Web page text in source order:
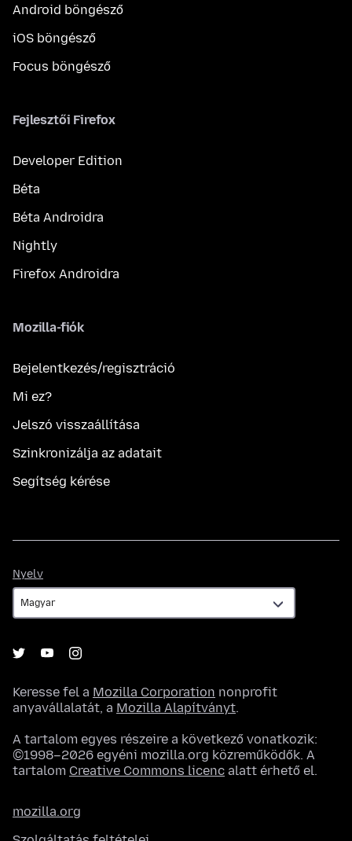
Android böngésző
iOS böngésző
Focus böngésző
Fejlesztői Firefox
Developer Edition
Béta
Béta Androidra
Nightly
Firefox Androidra
Mozilla-fiók
Bejelentkezés/regisztráció
Mi ez?
Jelszó visszaállítása
Szinkronizálja az adatait
Segítség kérése
Nyelv
Keresse fel a Mozilla Corporation nonprofit
anyavállalatát, a Mozilla Alapítványt.
A tartalom egyes részeire a következő vonatkozik:
©1998–2026 egyéni mozilla.org közreműködők. A
tartalom Creative Commons licenc alatt érhető el.
mozilla.org